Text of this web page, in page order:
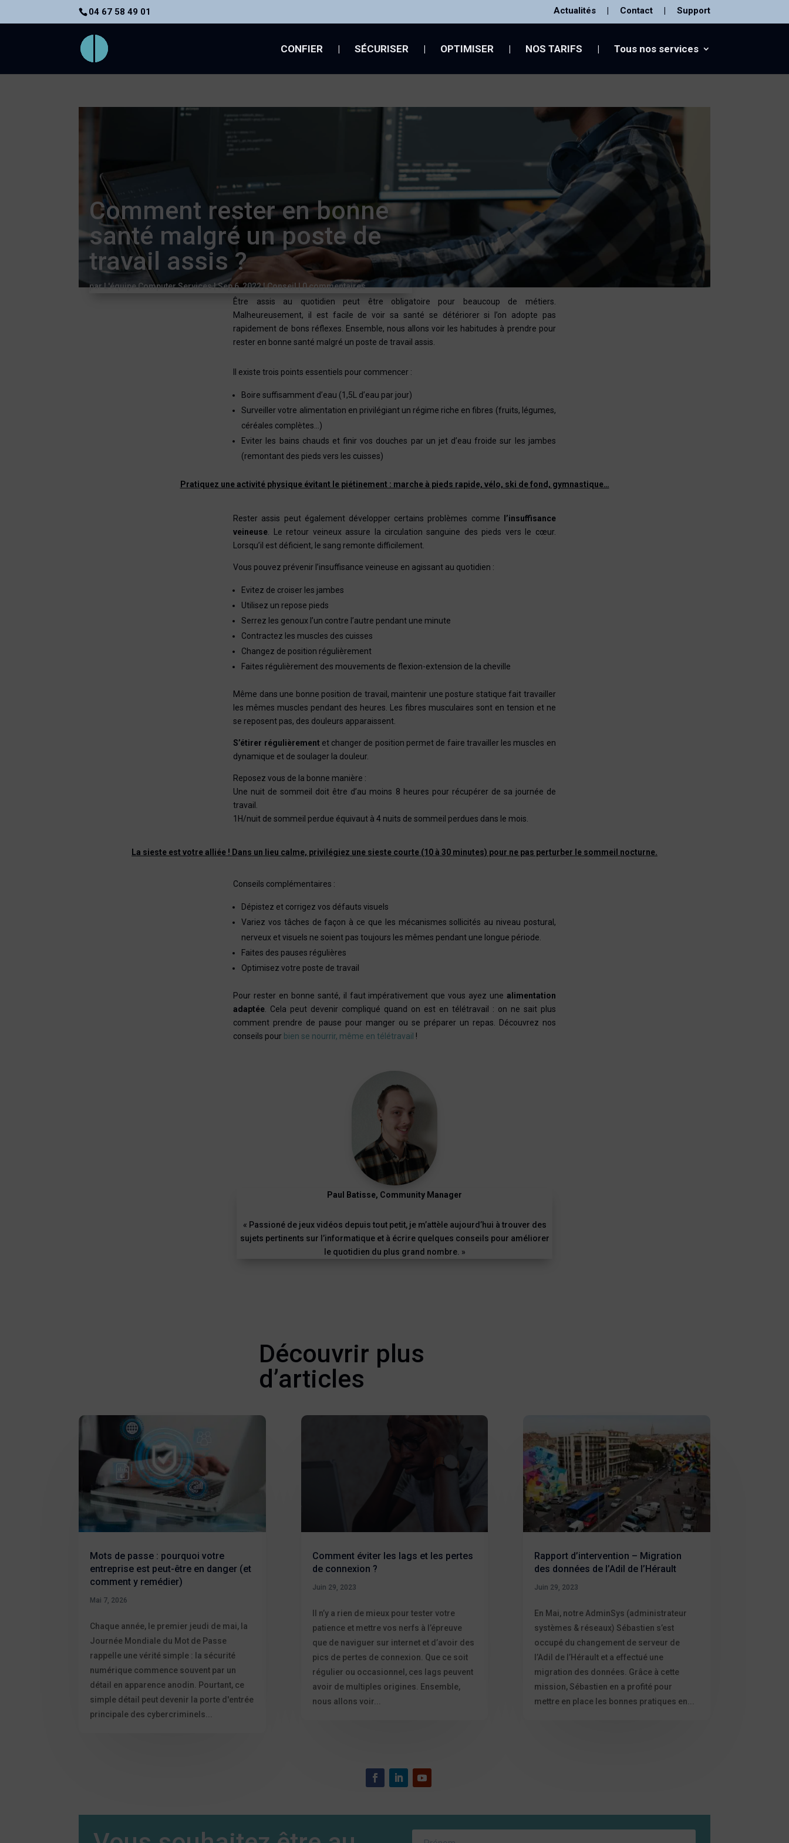
04 67 58 49 01 Actualités | Contact | Support
CONFIER | SÉCURISER | OPTIMISER | NOS TARIFS | Tous nos services
Comment rester en bonne
santé malgré un poste de
travail assis ?
parL'équipe Computer Services|Sep 6, 2022|Conseil|0 commentaires
Être assis au quotidien peut être obligatoire pour beaucoup de métiers.
Malheureusement, il est facile de voir sa santé se détériorer si l’on adopte pas
rapidement de bons réflexes. Ensemble, nous allons voir les habitudes à prendre pour
rester en bonne santé malgré un poste de travail assis.
Il existe trois points essentiels pour commencer :
Boire suffisamment d’eau (1,5L d’eau par jour)
Surveiller votre alimentation en privilégiant un régime riche en fibres (fruits, légumes,
céréales complètes…)
Eviter les bains chauds et finir vos douches par un jet d’eau froide sur les jambes
(remontant des pieds vers les cuisses)
Pratiquez une activité physique évitant le piétinement : marche à pieds rapide, vélo, ski de fond, gymnastique…
Rester assis peut également développer certains problèmes comme l’insuffisance
veineuse . Le retour veineux assure la circulation sanguine des pieds vers le cœur.
Lorsqu’il est déficient, le sang remonte difficilement.
Vous pouvez prévenir l’insuffisance veineuse en agissant au quotidien :
Evitez de croiser les jambes
Utilisez un repose pieds
Serrez les genoux l’un contre l’autre pendant une minute
Contractez les muscles des cuisses
Changez de position régulièrement
Faites régulièrement des mouvements de flexion-extension de la cheville
Même dans une bonne position de travail, maintenir une posture statique fait travailler
les mêmes muscles pendant des heures. Les fibres musculaires sont en tension et ne
se reposent pas, des douleurs apparaissent.
S’étirer régulièrement et changer de position permet de faire travailler les muscles en
dynamique et de soulager la douleur.
Reposez vous de la bonne manière :
Une nuit de sommeil doit être d’au moins 8 heures pour récupérer de sa journée de
travail.
1H/nuit de sommeil perdue équivaut à 4 nuits de sommeil perdues dans le mois.
La sieste est votre alliée ! Dans un lieu calme, privilégiez une sieste courte (10 à 30 minutes) pour ne pas perturber le sommeil nocturne.
Conseils complémentaires :
Dépistez et corrigez vos défauts visuels
Variez vos tâches de façon à ce que les mécanismes sollicités au niveau postural,
nerveux et visuels ne soient pas toujours les mêmes pendant une longue période.
Faites des pauses régulières
Optimisez votre poste de travail
Pour rester en bonne santé, il faut impérativement que vous ayez une alimentation
adaptée . Cela peut devenir compliqué quand on est en télétravail : on ne sait plus
comment prendre de pause pour manger ou se préparer un repas. Découvrez nos
conseils pour bien se nourrir, même en télétravail !
Paul Batisse, Community Manager
« Passioné de jeux vidéos depuis tout petit, je m’attèle aujourd’hui à trouver des
sujets pertinents sur l’informatique et à écrire quelques conseils pour améliorer
le quotidien du plus grand nombre. »
Découvrir plus
d’articles
Mots de passe : pourquoi votre
entreprise est peut-être en danger (et
comment y remédier)
Mai 7, 2026
Chaque année, le premier jeudi de mai, la
Journée Mondiale du Mot de Passe
rappelle une vérité simple : la sécurité
numérique commence souvent par un
détail en apparence anodin. Pourtant, ce
simple détail peut devenir la porte d'entrée
principale des cybercriminels...
Comment éviter les lags et les pertes
de connexion ?
Juin 29, 2023
Il n’y a rien de mieux pour tester votre
patience et mettre vos nerfs à l’épreuve
que de naviguer sur internet et d’avoir des
pics de pertes de connexion. Que ce soit
régulier ou occasionnel, ces lags peuvent
avoir de multiples origines. Ensemble,
nous allons voir...
Rapport d’intervention – Migration
des données de l’Adil de l’Hérault
Juin 29, 2023
En Mai, notre AdminSys (administrateur
systèmes & réseaux) Sébastien s’est
occupé du changement de serveur de
l’Adil de l’Hérault et a effectué une
migration des données. Grâce à cette
mission, Sébastien en a profité pour
mettre en place les bonnes pratiques en...